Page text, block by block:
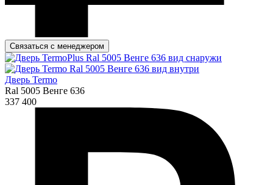
Связаться с менеджером
Дверь Termo
Ral 5005 Венге 636
337 400